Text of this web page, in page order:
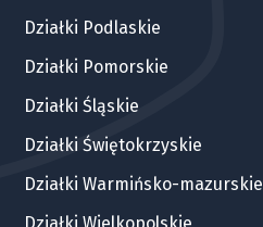
Działki Podlaskie
Działki Pomorskie
Działki Śląskie
Działki Świętokrzyskie
Działki Warmińsko-mazurskie